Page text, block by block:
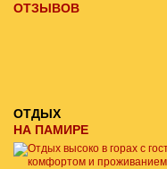
ОТЗЫВОВ
ОТДЫХ
НА ПАМИРЕ